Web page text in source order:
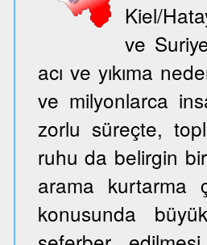
Kiel/
ve
acı ve yıkıma
ve milyonlarca
zorlu süreçte,
ruhu da belirgin bir
arama kurtarma
konusunda